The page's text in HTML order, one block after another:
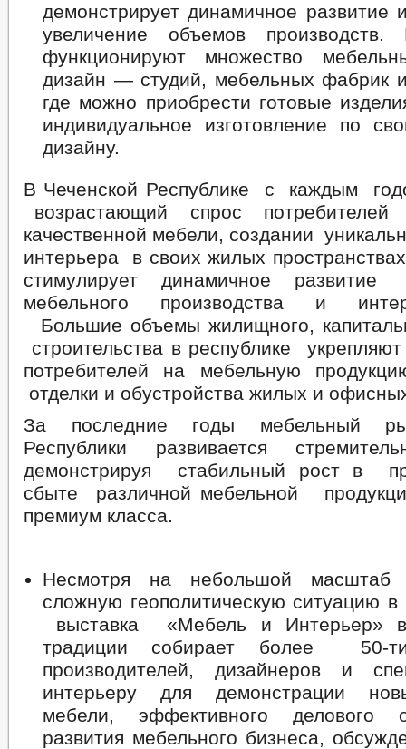
демонстрирует динамичное развитие
увеличение объемов производств.
функционируют множество
дизайн — студий, мебельных
где можно приобрести готовые
индивидуальное изготовление по
дизайну.
В Чеченской Республике с каждым
возрастающий спрос потребителей
качественной мебели, создании
интерьера в своих жилых
стимулирует динамичное
мебельного производства и
Большие объемы жилищного,
строительства в республике
потребителей на мебельную
отделки и обустройства жилых и
За последние годы мебельный
Республики развивается
демонстрируя стабильный рост в
сбыте различной мебельной
премиум класса.
Несмотря на небольшой
сложную геополитическую ситуацию
выставка «Мебель и Интерьер» в
традиции собирает более
производителей, дизайнеров и
интерьеру для демонстрации
мебели, эффективного делового
развития мебельного бизнеса,